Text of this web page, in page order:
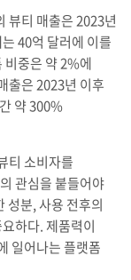
뷰티 매출은 2023년
40억 달러에 이를
비중은 약 2%에
출은 2023년 이후
약 300%
티 소비자를
관심을 붙들어야
성분, 사용 전후의
하다. 제품력이
일어나는 플랫폼